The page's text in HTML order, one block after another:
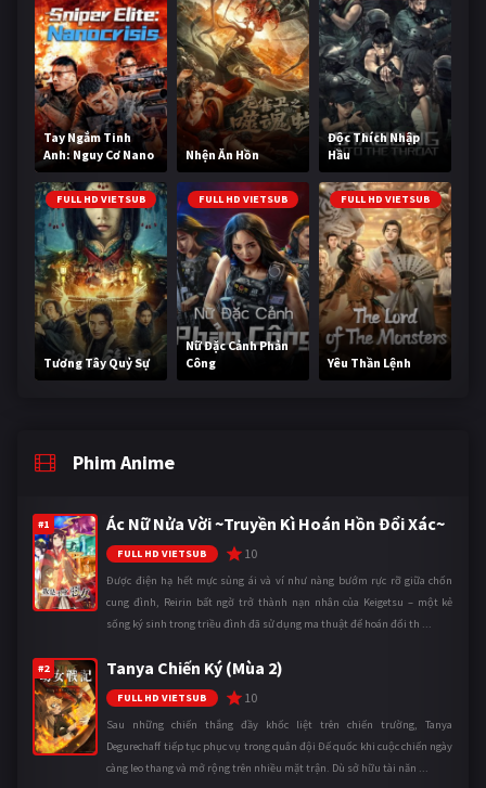
Tay Ngắm Tinh
Anh: Nguy Cơ Nano
Nhện Ăn Hồn
Độc Thích Nhập
Hầu
FULL HD VIETSUB
Tương Tây Quỷ Sự
FULL HD VIETSUB
Nữ Đặc Cảnh Phản
Công
FULL HD VIETSUB
Yêu Thần Lệnh
Phim Anime
#1 Ác Nữ Nửa Vời ~Truyền Kì Hoán Hồn Đổi Xác~
FULL HD VIETSUB 10
Được điện hạ hết mực sủng ái và ví như nàng bướm rực rỡ giữa chốn
cung đình, Reirin bất ngờ trở thành nạn nhân của Keigetsu – một kẻ
sống ký sinh trong triều đình đã sử dụng ma thuật để hoán đổi th ...
#2 Tanya Chiến Ký (Mùa 2)
FULL HD VIETSUB 10
Sau những chiến thắng đầy khốc liệt trên chiến trường, Tanya
Degurechaff tiếp tục phục vụ trong quân đội Đế quốc khi cuộc chiến ngày
càng leo thang và mở rộng trên nhiều mặt trận. Dù sở hữu tài năn ...